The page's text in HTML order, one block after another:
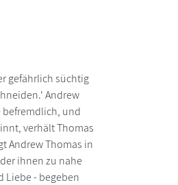
gefährlich süchtig
Andrew
befremdlich, und
verhält Thomas
Andrew Thomas in
ihnen zu nahe
Liebe - begeben